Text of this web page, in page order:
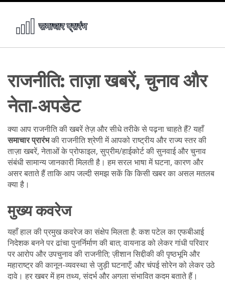
राजनीति: ताज़ा खबरें, चुनाव और
नेता‑अपडेट
क्या आप राजनीति की खबरें तेज़ और सीधे तरीके से पढ़ना चाहते हैं? यहाँ
समाचार प्रारंभकी राजनीति श्रेणी में आपको राष्ट्रीय और राज्य स्तर की
ताज़ा खबरें, नेताओं के प्रोफाइल, सुप्रीम/हाईकोर्ट की सुनवाई और चुनाव
संबंधी सामान्य जानकारी मिलती है। हम सरल भाषा में घटना, कारण और
असर बताते हैं ताकि आप जल्दी समझ सकें कि किसी खबर का असल मतलब
क्या है।
मुख्य कवरेज
यहाँ हाल की प्रमुख कवरेज का संक्षेप मिलता है: कश पटेल का एफबीआई
निदेशक बनने पर ढांचा पुनर्निर्माण की बात; वायनाड को लेकर गांधी परिवार
पर आरोप और उपचुनाव की राजनीति; ज़ीशान सिद्दीकी की पृष्ठभूमि और
महाराष्ट्र की कानून-व्यवस्था से जुड़ी घटनाएँ; और चंपई सोरेन को लेकर उठे
दावे। हर खबर में हम तथ्य, संदर्भ और अगला संभावित कदम बताते हैं।